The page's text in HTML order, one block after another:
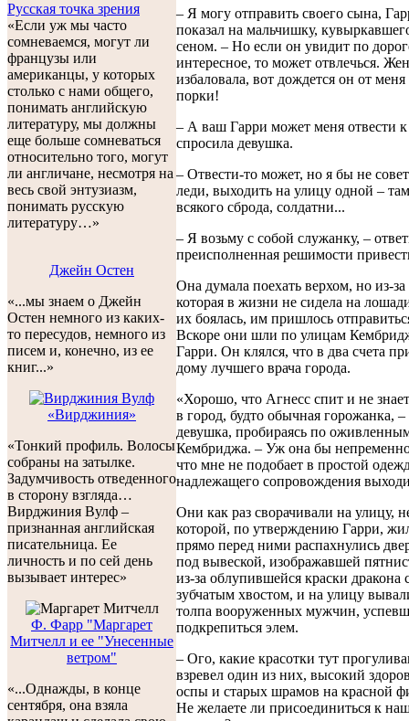
Русская точка зрения
«Если уж мы часто
сомневаемся, могут ли
французы или
американцы, у которых
столько с нами общего,
понимать английскую
литературу, мы должны
еще больше сомневаться
относительно того, могут
ли англичане, несмотря на
весь свой энтузиазм,
понимать русскую
литературу…»
Джейн Остен
«...мы знаем о Джейн
Остен немного из каких-
то пересудов, немного из
писем и, конечно, из ее
книг...»
«Вирджиния»
«Тонкий профиль. Волосы
собраны на затылке.
Задумчивость отведенного
в сторону взгляда…
Вирджиния Вулф –
признанная английская
писательница. Ее
личность и по сей день
вызывает интерес»
Ф. Фарр "Маргарет
Митчелл и ее "Унесенные
ветром"
«...Однажды, в конце
сентября, она взяла
– Я могу отправить своего сына,
показал на мальчишку,
сеном. – Но если он увидит по
интересное, то может отвлечься.
избаловала, вот дождется он от
порки!
– А ваш Гарри может меня отвести к
спросила девушка.
– Отвести-то может, но я бы не
леди, выходить на улицу одной –
всякого сброда, солдатни...
– Я возьму с собой служанку, –
преисполненная решимости
Она думала поехать верхом, но из-
которая в жизни не сидела на
их боялась, им пришлось
Вскоре они шли по улицам
Гарри. Он клялся, что в два счета
дому лучшего врача города.
«Хорошо, что Агнесс спит и не
в город, будто обычная горожанка, –
девушка, пробираясь по
Кембриджа. – Уж она бы
что мне не подобает в простой
надлежащего сопровождения
Они как раз сворачивали на улицу,
которой, по утверждению Гарри,
прямо перед ними распахнулись
под вывеской, изображавшей
из-за облупившейся краски
зубчатым хвостом, и на улицу
толпа вооруженных мужчин,
подкрепиться элем.
– Ого, какие красотки тут
взревел один из них, высокий
оспы и старых шрамов на красной
Не желаете ли присоединиться к